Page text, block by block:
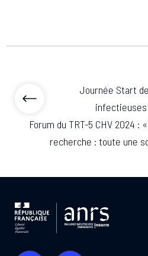
Journée Start de
Forum du TRT-5 CHV 2024 :
recherche : toute une